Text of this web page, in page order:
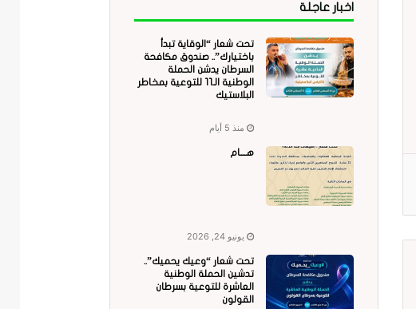
اخبار عاجلة
تحت شعار “الوقاية تبدأ
باختيارك”.. صندوق مكافحة
السرطان يدشن الحملة
الوطنية الـ11 للتوعية بمخاطر
البلاستيك
منذ 5 أيام
هــــام
يونيو 24, 2026
تحت شعار “وعيك يحميك”..
تدشين الحملة الوطنية
العاشرة للتوعية بسرطان
القولون